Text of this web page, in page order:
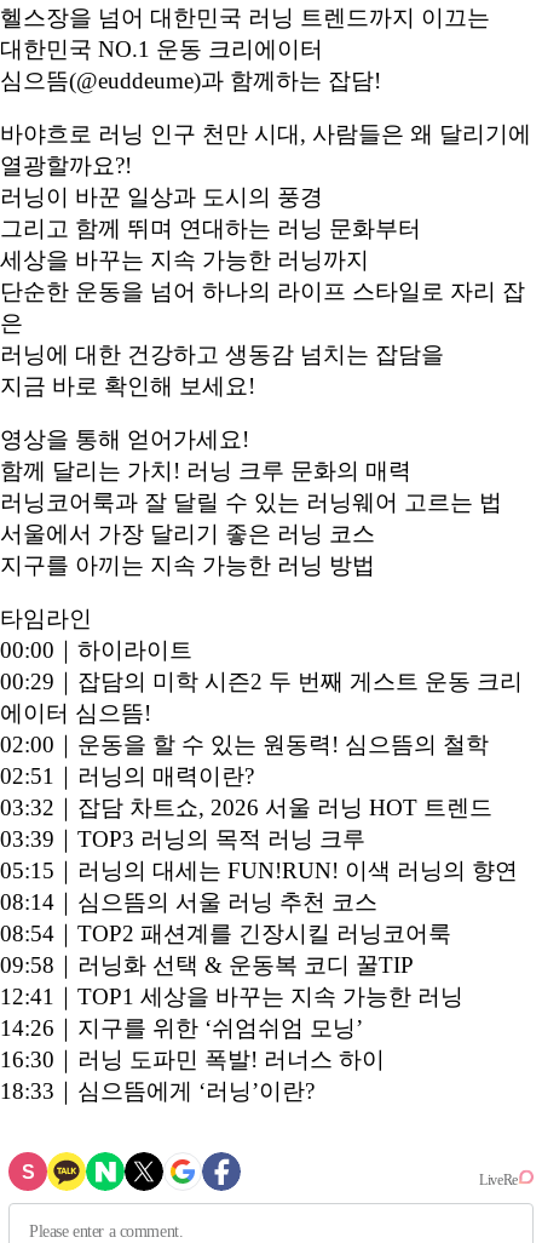
헬스장을 넘어 대한민국 러닝 트렌드까지 이끄는
대한민국 NO.1 운동 크리에이터
심으뜸(@euddeume)과 함께하는 잡담!
바야흐로 러닝 인구 천만 시대, 사람들은 왜 달리기에
열광할까요?!
러닝이 바꾼 일상과 도시의 풍경
그리고 함께 뛰며 연대하는 러닝 문화부터
세상을 바꾸는 지속 가능한 러닝까지
단순한 운동을 넘어 하나의 라이프 스타일로 자리 잡
은
러닝에 대한 건강하고 생동감 넘치는 잡담을
지금 바로 확인해 보세요!
영상을 통해 얻어가세요!
함께 달리는 가치! 러닝 크루 문화의 매력
러닝코어룩과 잘 달릴 수 있는 러닝웨어 고르는 법
서울에서 가장 달리기 좋은 러닝 코스
지구를 아끼는 지속 가능한 러닝 방법
타임라인
00:00｜하이라이트
00:29｜잡담의 미학 시즌2 두 번째 게스트 운동 크리
에이터 심으뜸!
02:00｜운동을 할 수 있는 원동력! 심으뜸의 철학
02:51｜러닝의 매력이란?
03:32｜잡담 차트쇼, 2026 서울 러닝 HOT 트렌드
03:39｜TOP3 러닝의 목적 러닝 크루
05:15｜러닝의 대세는 FUN!RUN! 이색 러닝의 향연
08:14｜심으뜸의 서울 러닝 추천 코스
08:54｜TOP2 패션계를 긴장시킬 러닝코어룩
09:58｜러닝화 선택 & 운동복 코디 꿀TIP
12:41｜TOP1 세상을 바꾸는 지속 가능한 러닝
14:26｜지구를 위한 ‘쉬엄쉬엄 모닝’
16:30｜러닝 도파민 폭발! 러너스 하이
18:33｜심으뜸에게 ‘러닝’이란?